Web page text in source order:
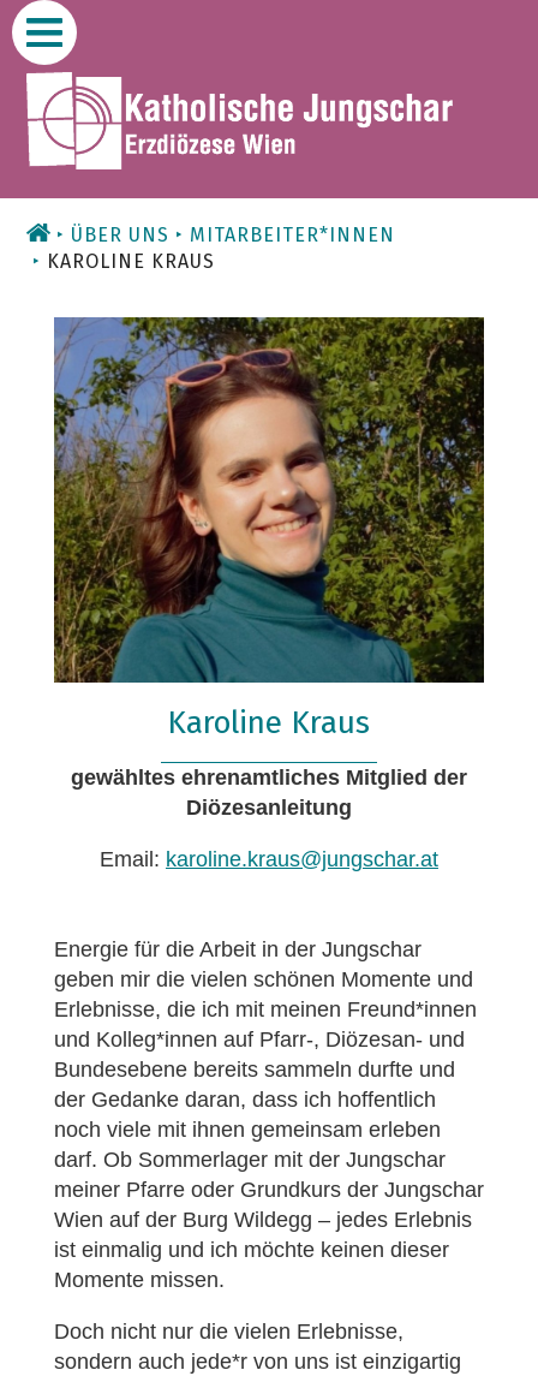
Zum
Inhalt
ÜBER UNS
MITARBEITER*INNEN
KAROLINE KRAUS
Karoline Kraus
gewähltes ehrenamtliches Mitglied der
Diözesanleitung
Email: karoline.kraus@jungschar.at
Energie für die Arbeit in der Jungschar
geben mir die vielen schönen Momente und
Erlebnisse, die ich mit meinen Freund*innen
und Kolleg*innen auf Pfarr-, Diözesan- und
Bundesebene bereits sammeln durfte und
der Gedanke daran, dass ich hoffentlich
noch viele mit ihnen gemeinsam erleben
darf. Ob Sommerlager mit der Jungschar
meiner Pfarre oder Grundkurs der Jungschar
Wien auf der Burg Wildegg – jedes Erlebnis
ist einmalig und ich möchte keinen dieser
Momente missen.
Doch nicht nur die vielen Erlebnisse,
sondern auch jede*r von uns ist einzigartig